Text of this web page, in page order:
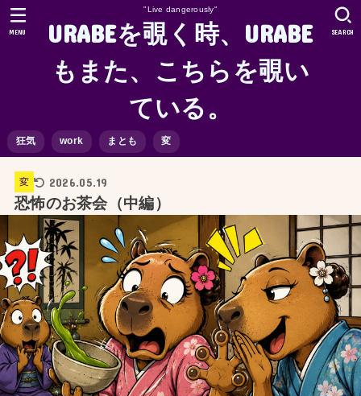
"Live dangerously"
URABEを覗く時、URABE
もまた、こちらを覗い
ている。
狂気 work まとも 変
SEARCH
MENU
変 2026.05.19
恐怖のお茶会（中編）